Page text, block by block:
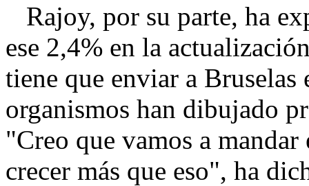
Rajoy, por su parte, ha
ese 2,4% en la
tiene que enviar a
organismos han dibujado
"Creo que vamos a
crecer más que eso", ha